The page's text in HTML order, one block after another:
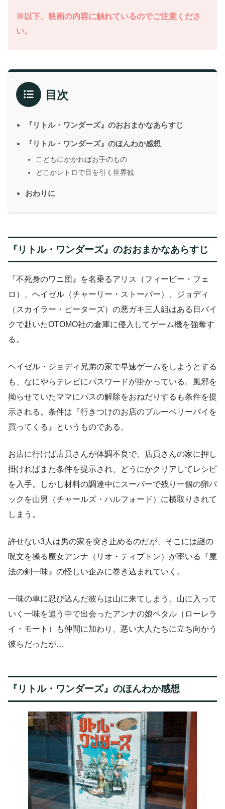
※以下、映画の内容に触れているのでご注意くださ
い。
目次
『リトル・ワンダーズ』のおおまかなあらすじ
『リトル・ワンダーズ』のほんわか感想
こどもにかかればお手のもの
どこかレトロで目を引く世界観
おわりに
『リトル・ワンダーズ』のおおまかなあらすじ
『不死身のワニ団』を名乗るアリス（フィービー・フェ
ロ）、ヘイゼル（チャーリー・ストーバー）、ジョディ
（スカイラー・ピーターズ）の悪ガキ三人組はある日バイ
クで赴いたOTOMO社の倉庫に侵入してゲーム機を強奪す
る。
ヘイゼル・ジョディ兄弟の家で早速ゲームをしようとする
も、なにやらテレビにパスワードが掛かっている。風邪を
拗らせていたママにパスの解除をおねだりするも条件を提
示される。条件は『行きつけのお店のブルーベリーパイを
買ってくる』というものである。
お店に行けば店員さんが体調不良で、店員さんの家に押し
掛ければまた条件を提示され、どうにかクリアしてレシピ
を入手。しかし材料の調達中にスーパーで残り一個の卵パ
ックを山男（チャールズ・ハルフォード）に横取りされて
しまう。
許せない3人は男の家を突き止めるのだが、そこには謎の
呪文を操る魔女アンナ（リオ・ティプトン）が率いる『魔
法の剣一味』の怪しい企みに巻き込まれていく。
一味の車に忍び込んだ彼らは山に来てしまう。山に入って
いく一味を追う中で出会ったアンナの娘ペタル（ローレラ
イ・モート）も仲間に加わり、悪い大人たちに立ち向かう
彼らだったが…
『リトル・ワンダーズ』のほんわか感想